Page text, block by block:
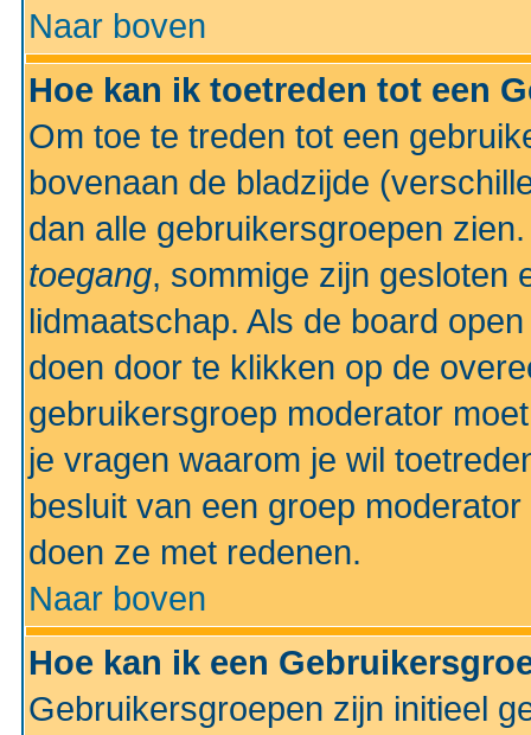
Naar boven
Hoe kan ik toetreden tot een
Om toe te treden tot een
bovenaan de bladzijde
dan alle gebruikersgroepen
toegang, sommige zijn gesloten
lidmaatschap. Als de board
doen door te klikken op de
gebruikersgroep moderator
je vragen waarom je wil
besluit van een groep
doen ze met redenen.
Naar boven
Hoe kan ik een
Gebruikersgroepen zijn initieel